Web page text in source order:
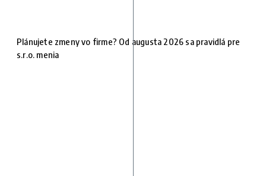
Plánujete zmeny vo firme? Od augusta 2026 sa pravidlá pre
s.r.o. menia